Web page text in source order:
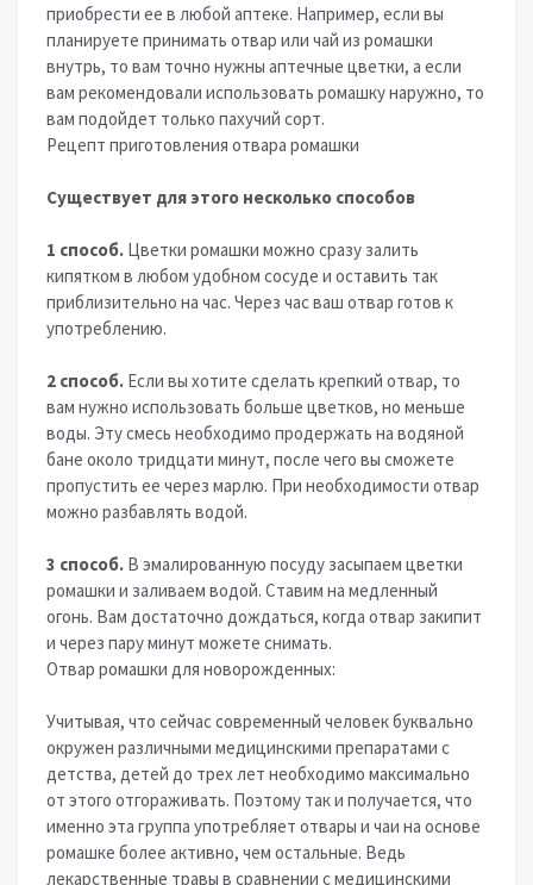
приобрести ее в любой аптеке. Например, если вы
планируете принимать отвар или чай из ромашки
внутрь, то вам точно нужны аптечные цветки, а если
вам рекомендовали использовать ромашку наружно, то
вам подойдет только пахучий сорт.
Рецепт приготовления отвара ромашки
Существует для этого несколько способов
1 способ. Цветки ромашки можно сразу залить
кипятком в любом удобном сосуде и оставить так
приблизительно на час. Через час ваш отвар готов к
употреблению.
2 способ. Если вы хотите сделать крепкий отвар, то
вам нужно использовать больше цветков, но меньше
воды. Эту смесь необходимо продержать на водяной
бане около тридцати минут, после чего вы сможете
пропустить ее через марлю. При необходимости отвар
можно разбавлять водой.
3 способ. В эмалированную посуду засыпаем цветки
ромашки и заливаем водой. Ставим на медленный
огонь. Вам достаточно дождаться, когда отвар закипит
и через пару минут можете снимать.
Отвар ромашки для новорожденных:
Учитывая, что сейчас современный человек буквально
окружен различными медицинскими препаратами с
детства, детей до трех лет необходимо максимально
от этого отгораживать. Поэтому так и получается, что
именно эта группа употребляет отвары и чаи на основе
ромашке более активно, чем остальные. Ведь
лекарственные травы в сравнении с медицинскими